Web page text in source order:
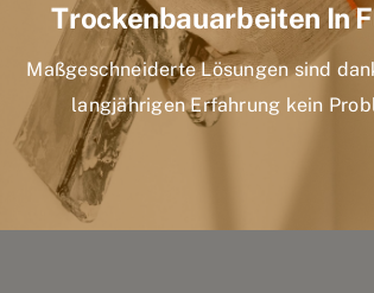
Trockenbauarbeiten In
Maßgeschneiderte Lösungen sind
langjährigen Erfahrung kein